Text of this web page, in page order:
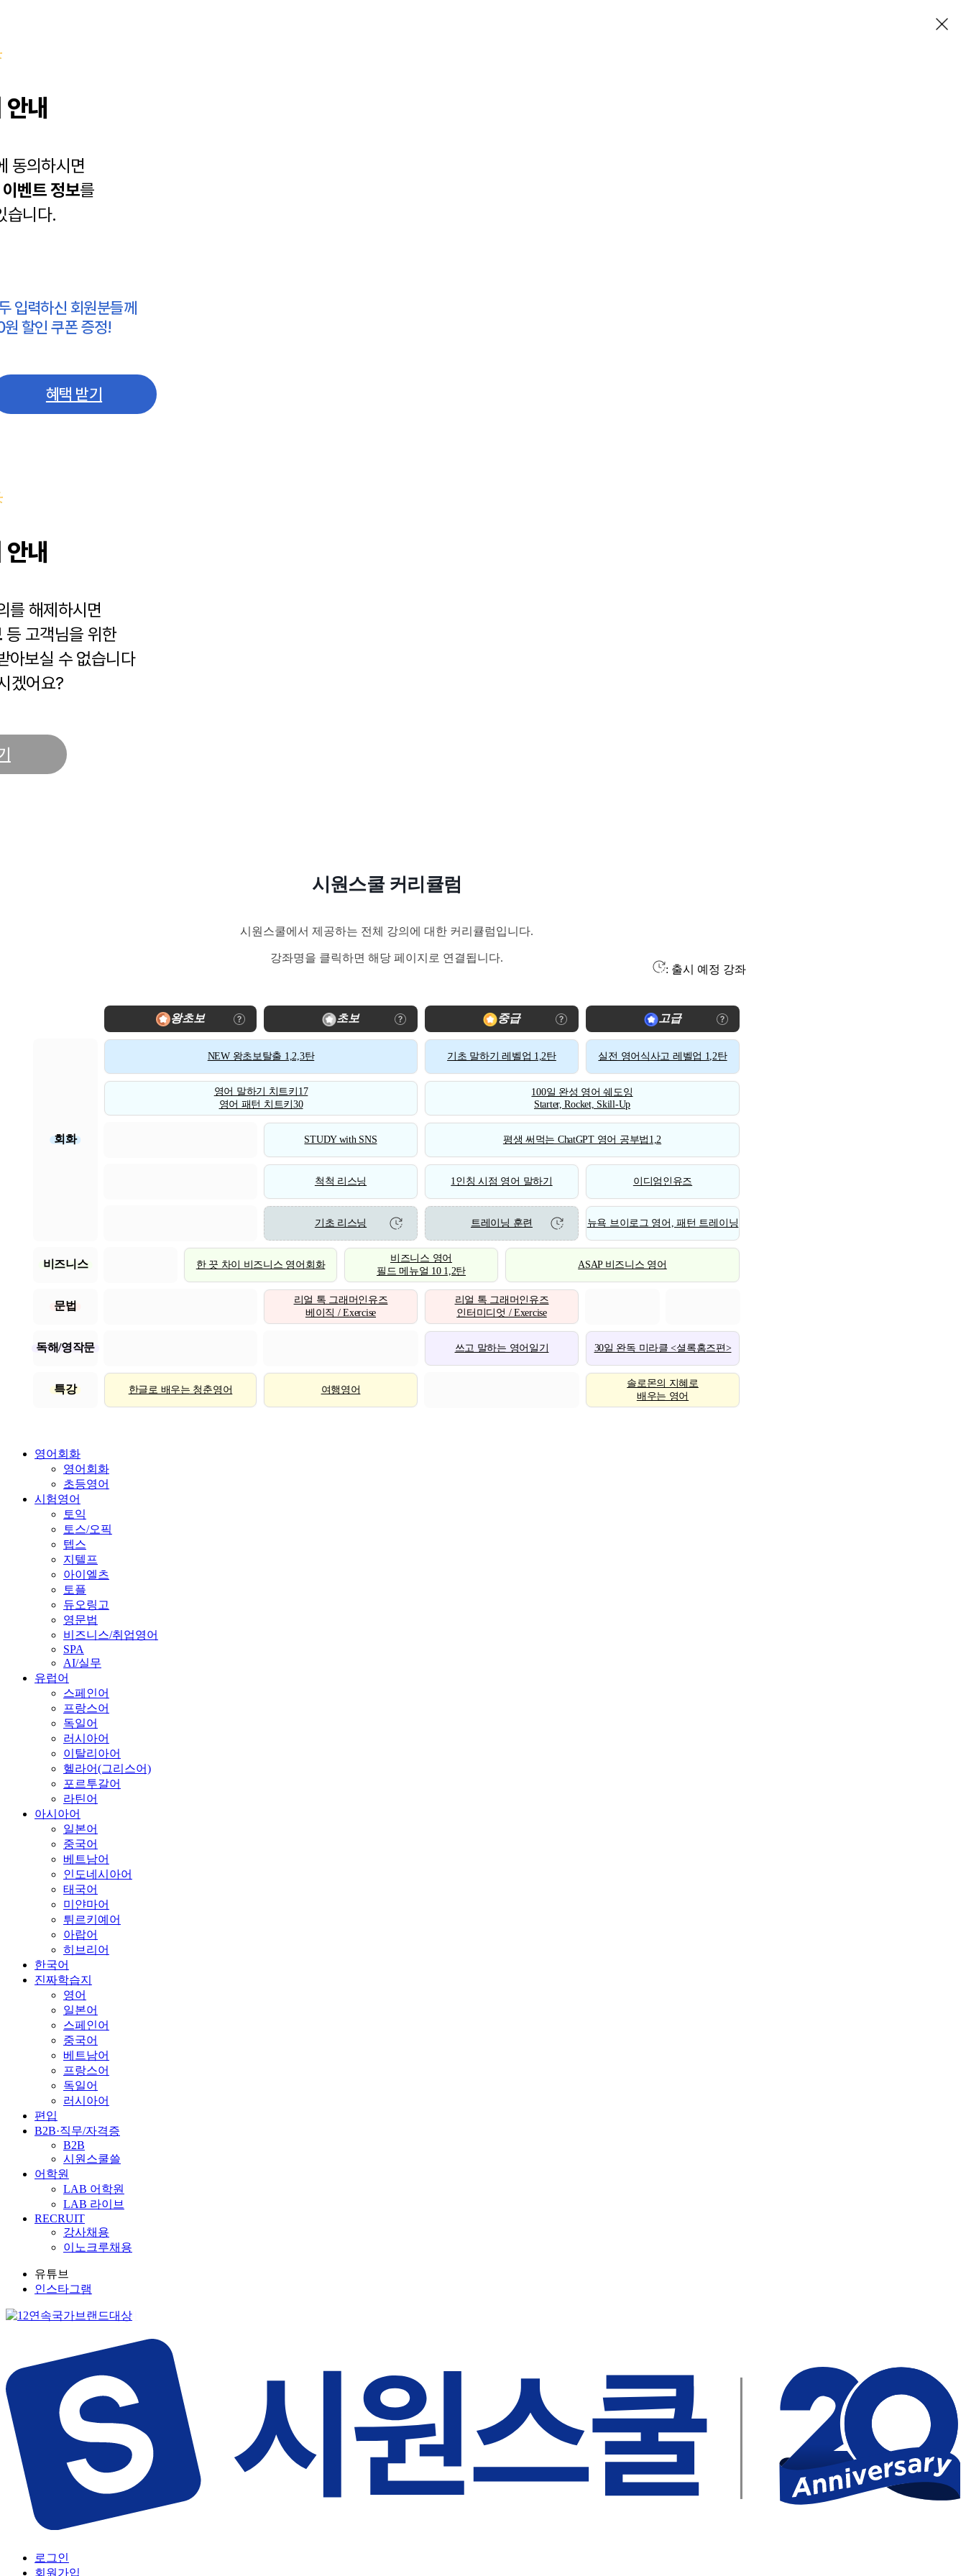
내
동의하시면
이벤트 정보를
습니다.
입력하신 회원분들께
할인 쿠폰 증정!
혜택 받기
내
를 해제하시면
등 고객님을 위한
아보실 수 없습니다
겠어요?
시원스쿨 커리큘럼
시원스쿨에서 제공하는 전체 강의에 대한 커리큘럼입니다.
강좌명을 클릭하면 해당 페이지로 연결됩니다.
: 출시 예정 강좌
왕초보 초보 중급 고급
회화
NEW 왕초보탈출 1,2,3탄 기초 말하기 레벨업 1,2탄 실전 영어식사고 레벨업 1,2탄
영어 말하기 치트키17
영어 패턴 치트키30
100일 완성 영어 쉐도잉
Starter, Rocket, Skill-Up
STUDY with SNS 평생 써먹는 ChatGPT 영어 공부법1,2
척척 리스닝 1인칭 시점 영어 말하기 이디엄인유즈
기초 리스닝 트레이닝 훈련 뉴욕 브이로그 영어, 패턴 트레이닝
비즈니스 한 끗 차이 비즈니스 영어회화
비즈니스 영어
필드 메뉴얼 10 1,2탄
ASAP 비즈니스 영어
문법
리얼 톡 그래머인유즈
베이직 / Exercise
리얼 톡 그래머인유즈
인터미디엇 / Exercise
독해/영작문 쓰고 말하는 영어일기 30일 완독 미라클 <셜록홈즈편>
특강 한글로 배우는 청춘영어 여행영어
솔로몬의 지혜로
배우는 영어
영어회화
영어회화
초등영어
시험영어
토익
토스/오픽
텝스
지텔프
아이엘츠
토플
듀오링고
영문법
비즈니스/취업영어
SPA
AI/실무
유럽어
스페인어
프랑스어
독일어
러시아어
이탈리아어
헬라어(그리스어)
포르투갈어
라틴어
아시아어
일본어
중국어
베트남어
인도네시아어
태국어
미얀마어
튀르키예어
아랍어
히브리어
한국어
진짜학습지
영어
일본어
스페인어
중국어
베트남어
프랑스어
독일어
러시아어
편입
B2B·직무/자격증
B2B
시원스쿨쓸
어학원
LAB 어학원
LAB 라이브
RECRUIT
강사채용
이노크루채용
유튜브
인스타그램
로그인
회원가입